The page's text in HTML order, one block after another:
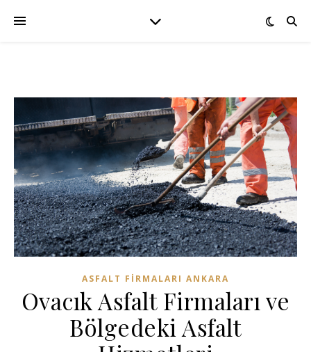
ASFALT FIRMALARI ANKARA
Ovacık Asfalt Firmaları ve
Bölgedeki Asfalt